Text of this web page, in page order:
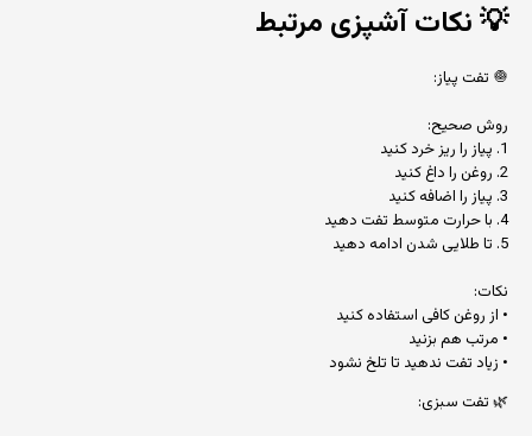
💡نکات آشپزی مرتبط
🧅 تفت پیاز:
روش صحیح:
1. پیاز را ریز خرد کنید
2. روغن را داغ کنید
3. پیاز را اضافه کنید
4. با حرارت متوسط تفت دهید
5. تا طلایی شدن ادامه دهید
نکات:
• از روغن کافی استفاده کنید
• مرتب هم بزنید
• زیاد تفت ندهید تا تلخ نشود
🌿 تفت سبزی: